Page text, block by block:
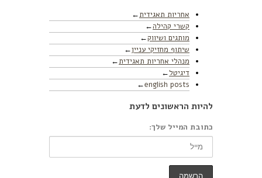
אחריות תאגידית
קשרי קהילה
מותגים ושיווק
שיתוף מחזיקי עניין
מנהלי אחריות תאגידית
דיגיטל
english posts
להיות הראשונים לדעת
כתובת המייל שלך: